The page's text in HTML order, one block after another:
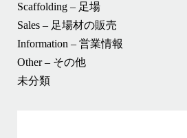
Scaffolding – 足場
Sales – 足場材の販売
Information – 営業情報
Other – その他
未分類